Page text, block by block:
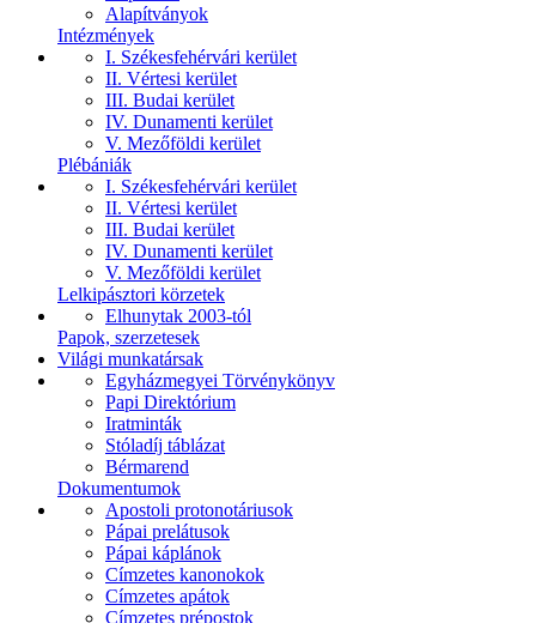
Alapítványok
Intézmények
I. Székesfehérvári kerület
II. Vértesi kerület
III. Budai kerület
IV. Dunamenti kerület
V. Mezőföldi kerület
Plébániák
I. Székesfehérvári kerület
II. Vértesi kerület
III. Budai kerület
IV. Dunamenti kerület
V. Mezőföldi kerület
Lelkipásztori körzetek
Elhunytak 2003-tól
Papok, szerzetesek
Világi munkatársak
Egyházmegyei Törvénykönyv
Papi Direktórium
Iratminták
Stóladíj táblázat
Bérmarend
Dokumentumok
Apostoli protonotáriusok
Pápai prelátusok
Pápai káplánok
Címzetes kanonokok
Címzetes apátok
Címzetes prépostok